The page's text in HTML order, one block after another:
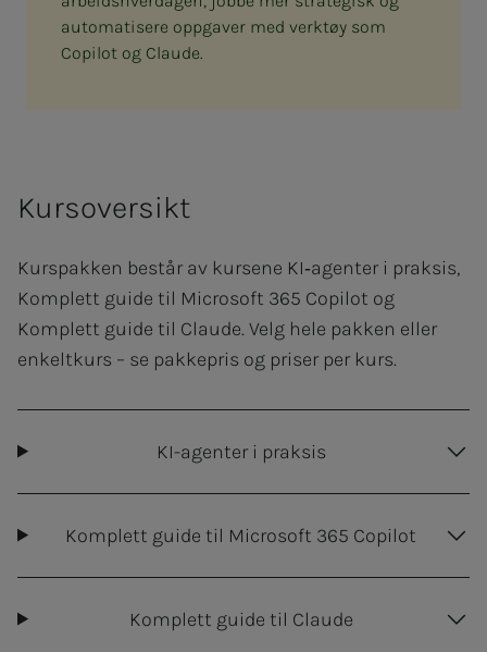
automatisere oppgaver med verktøy som
Copilot og Claude.
Kursoversikt
Kurspakken består av kursene KI‑agenter i praksis,
Komplett guide til Microsoft 365 Copilot og
Komplett guide til Claude. Velg hele pakken eller
enkeltkurs – se pakkepris og priser per kurs.
KI-agenter i praksis
Komplett guide til Microsoft 365 Copilot
Komplett guide til Claude